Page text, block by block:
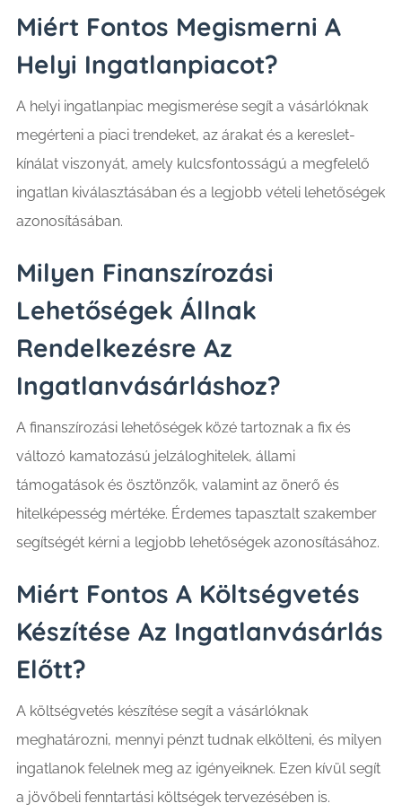
Miért Fontos Megismerni A
Helyi Ingatlanpiacot?
A helyi ingatlanpiac megismerése segít a vásárlóknak
megérteni a piaci trendeket, az árakat és a kereslet-
kínálat viszonyát, amely kulcsfontosságú a megfelelő
ingatlan kiválasztásában és a legjobb vételi lehetőségek
azonosításában.
Milyen Finanszírozási
Lehetőségek Állnak
Rendelkezésre Az
Ingatlanvásárláshoz?
A finanszírozási lehetőségek közé tartoznak a fix és
változó kamatozású jelzáloghitelek, állami
támogatások és ösztönzők, valamint az önerő és
hitelképesség mértéke. Érdemes tapasztalt szakember
segítségét kérni a legjobb lehetőségek azonosításához.
Miért Fontos A Költségvetés
Készítése Az Ingatlanvásárlás
Előtt?
A költségvetés készítése segít a vásárlóknak
meghatározni, mennyi pénzt tudnak elkölteni, és milyen
ingatlanok felelnek meg az igényeiknek. Ezen kívül segít
a jövőbeli fenntartási költségek tervezésében is.